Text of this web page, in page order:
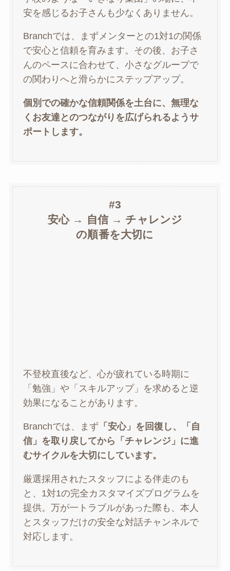
安を感じるお子さんも少なくありません。
Branchでは、まずメンターとの1対1の関係
で安心と信頼を育みます。その後、お子さ
んのペースに合わせて、小さなグループで
の関わりへと滑らかにステップアップ。
個別での確かな信頼関係を土台に、無理な
くお友達とのつながりを広げられるようサ
ポートします。
#3
安心 → 自信 → チャレンジ
の順番を大切に
不登校直後など、心が疲れている時期に
「勉強」や「スキルアップ」を求めると逆
効果になることがあります。
Branchでは、まず 「安心」を回復し、「自
信」を取り戻してから「チャレンジ」に進
むサイクルを大切にしています。
厳選採用されたスタッフによる伴走のも
と、1対1の完全カスタマイズプログラムを
提供。万が一トラブルがあった際も、本人
とスタッフだけの安全な対話チャンネルで
対応します。